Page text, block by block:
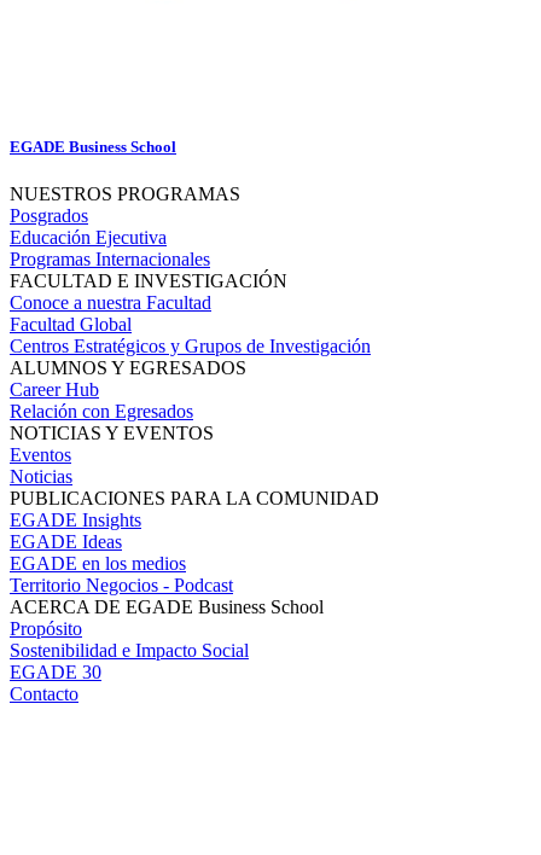
EGADE Business School
NUESTROS PROGRAMAS
Posgrados
Educación Ejecutiva
Programas Internacionales
FACULTAD E INVESTIGACIÓN
Conoce a nuestra Facultad
Facultad Global
Centros Estratégicos y Grupos de Investigación
ALUMNOS Y EGRESADOS
Career Hub
Relación con Egresados
NOTICIAS Y EVENTOS
Eventos
Noticias
PUBLICACIONES PARA LA COMUNIDAD
EGADE Insights
EGADE Ideas
EGADE en los medios
Territorio Negocios - Podcast
ACERCA DE EGADE Business School
Propósito
Sostenibilidad e Impacto Social
EGADE 30
Contacto